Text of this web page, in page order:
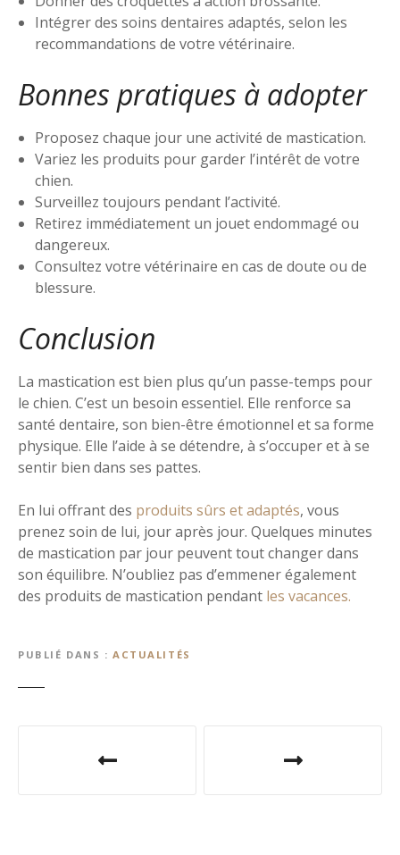
Intégrer des soins dentaires adaptés, selon les
recommandations de votre vétérinaire.
Bonnes pratiques à adopter
Proposez chaque jour une activité de mastication.
Variez les produits pour garder l’intérêt de votre
chien.
Surveillez toujours pendant l’activité.
Retirez immédiatement un jouet endommagé ou
dangereux.
Consultez votre vétérinaire en cas de doute ou de
blessure.
Conclusion
La mastication est bien plus qu’un passe-temps pour
le chien. C’est un besoin essentiel. Elle renforce sa
santé dentaire, son bien-être émotionnel et sa forme
physique. Elle l’aide à se détendre, à s’occuper et à se
sentir bien dans ses pattes.
En lui offrant des produits sûrs et adaptés, vous
prenez soin de lui, jour après jour. Quelques minutes
de mastication par jour peuvent tout changer dans
son équilibre. N’oubliez pas d’emmener également
des produits de mastication pendant les vacances.
PUBLIÉ DANS ACTUALITÉS